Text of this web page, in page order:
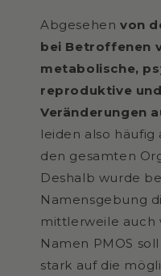
Abgesehen von
bei Betroffenen
metabolische,
reproduktive
Veränderungen
leiden also häufig
den gesamten
Deshalb wurde
Namensgebung
mittlerweile auch
Namen PMOS
stark auf die